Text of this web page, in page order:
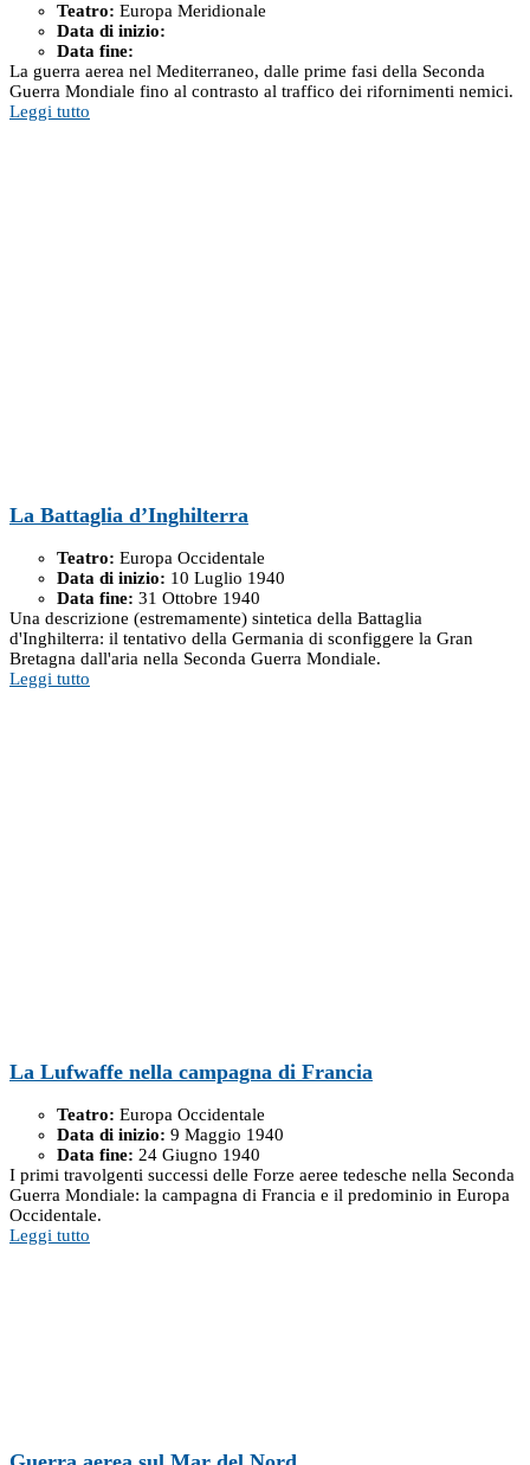
Teatro: Europa Meridionale
Data di inizio:
Data fine:
La guerra aerea nel Mediterraneo, dalle prime fasi della Seconda
Guerra Mondiale fino al contrasto al traffico dei rifornimenti nemici.
Leggi tutto
La Battaglia d’Inghilterra
Teatro: Europa Occidentale
Data di inizio: 10 Luglio 1940
Data fine: 31 Ottobre 1940
Una descrizione (estremamente) sintetica della Battaglia
d'Inghilterra: il tentativo della Germania di sconfiggere la Gran
Bretagna dall'aria nella Seconda Guerra Mondiale.
Leggi tutto
La Lufwaffe nella campagna di Francia
Teatro: Europa Occidentale
Data di inizio: 9 Maggio 1940
Data fine: 24 Giugno 1940
I primi travolgenti successi delle Forze aeree tedesche nella Seconda
Guerra Mondiale: la campagna di Francia e il predominio in Europa
Occidentale.
Leggi tutto